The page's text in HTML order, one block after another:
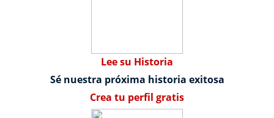
Lee su Historia
Sé nuestra próxima historia exitosa
Crea tu perfil gratis